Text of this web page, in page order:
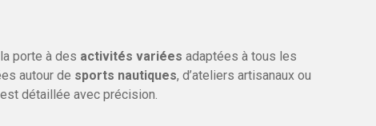
porte à des activités variées adaptées à tous les
autour de sports nautiques, d’ateliers artisanaux ou
détaillée avec précision.